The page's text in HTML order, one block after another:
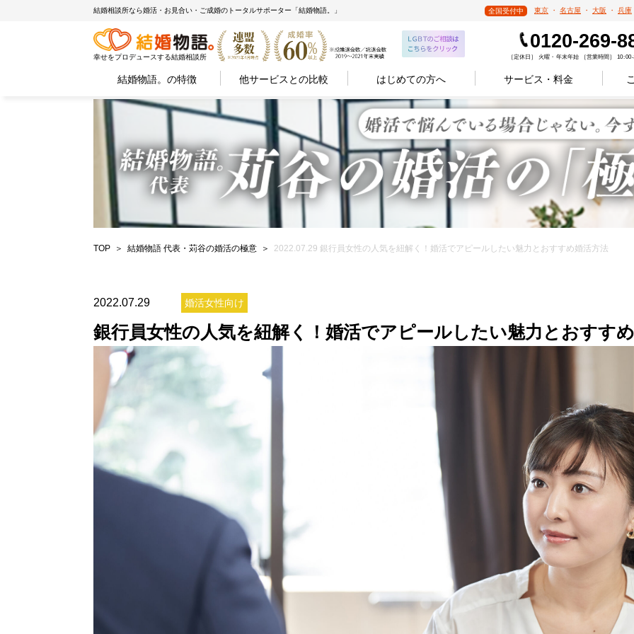
結婚相談所なら婚活・お見合い・ご成婚のトータルサポーター「結婚物語。」 全国受付中 東京 ・ 名古屋 ・ 大阪 ・ 兵庫
幸せをプロデュースする結婚相談所
0120-269-
［定休日］ 火曜・年末年始 ［営業時間］
結婚物語。の特徴 他サービスとの比較 はじめての方へ サービス・料金
TOP 結婚物語 代表・苅谷の婚活の極意 2022.07.29 銀行員女性の人気を紐解く！婚活でアピールしたい魅力とおすすめ婚活方法
2022.07.29 婚活女性向け
銀行員女性の人気を紐解く！婚活でアピールしたい魅力とおすす